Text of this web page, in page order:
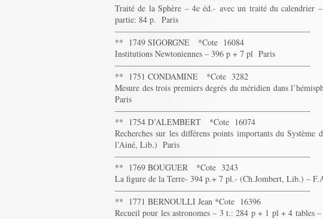
Traité de la Sphère – 4e éd.- avec un traité du calendrier
partie: 84 p. Paris
———————————————————————-
** 1749 SIGORGNE *Cote 16084
Institutions Newtoniennes – 396 p + 7 pl Paris
———————————————————————-
** 1751 CONDAMINE *Cote 3282
Mesure des trois premiers degrés du méridien dans
Paris
———————————————————————-
** 1754 D’ALEMBERT *Cote 16074
Recherches sur les différens points importants du
l’Ainé, Lib.) Paris
———————————————————————-
** 1769 BOUGUER *Cote 3243
La figure de la Terre- 394 p.+ 7 pl.- (Ch.Jombert, Lib.) –
———————————————————————-
** 1771 BERNOULLI Jean *Cote 16396
Recueil pour les astronomes – 3 t.: 284 p + 1 pl + 4 tables